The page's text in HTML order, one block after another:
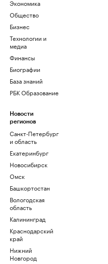
Экономика
Общество
Бизнес
Технологии и
медиа
Финансы
Биографии
База знаний
РБК Образование
Новости
регионов
Санкт-Петербург
и область
Екатеринбург
Новосибирск
Омск
Башкортостан
Вологодская
область
Калининград
Краснодарский
край
Нижний
Новгород